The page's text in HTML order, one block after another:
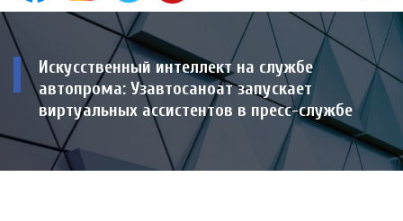
Искусственный интеллект на службе
автопрома: Узавтосаноат запускает
виртуальных ассистентов в пресс-службе